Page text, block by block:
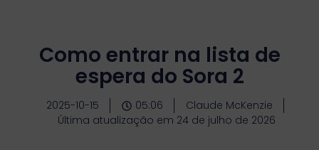
Como entrar na lista de
espera do Sora 2
2025-10-15 05:06
Claude McKenzie
Última atualização em 24 de julho de 2026